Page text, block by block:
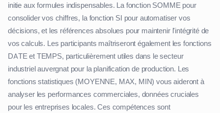
initie aux formules indispensables. La fonction SOMME pour
consolider vos chiffres, la fonction SI pour automatiser vos
décisions, et les références absolues pour maintenir l'intégrité de
vos calculs. Les participants maîtriseront également les fonctions
DATE et TEMPS, particulièrement utiles dans le secteur
industriel auvergnat pour la planification de production. Les
fonctions statistiques (MOYENNE, MAX, MIN) vous aideront à
analyser les performances commerciales, données cruciales
pour les entreprises locales. Ces compétences sont